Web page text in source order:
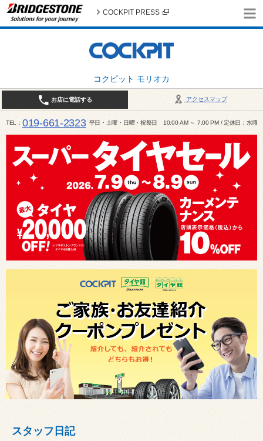
コクピット モリオカ
COCKPIT PRESS
アクセスマップ
お店に電話する
TEL 019-661-2323 平日・土曜・日曜・祝祭日 10:00 AM ～ 7:00 PM / 定休日：水曜
スタッフ日記